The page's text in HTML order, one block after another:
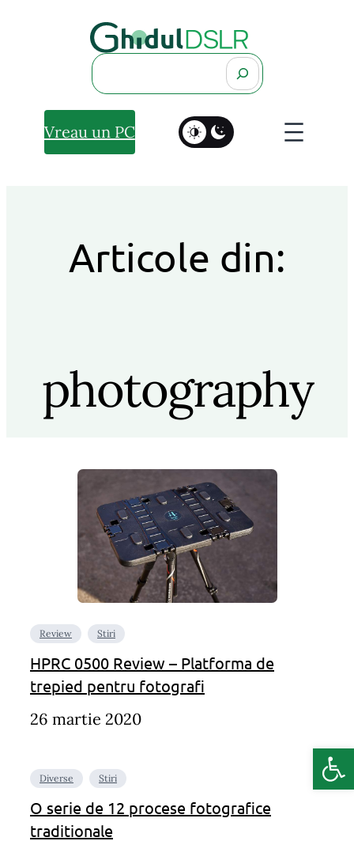
Search
Vreau un PC
Articole din:
photography
Review Stiri
HPRC 0500 Review – Platforma de
trepied pentru fotografi
26 martie 2020
Diverse Stiri
O serie de 12 procese fotografice
traditionale